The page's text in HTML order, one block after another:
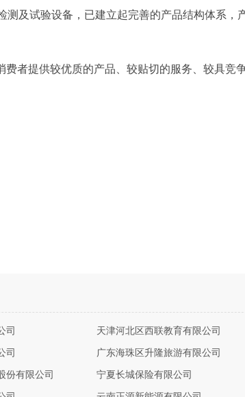
及试验设备，已建立起完善的产品结构体系，
者提供较优质的产品、较贴切的服务、较具竞
司 天津河北区西联教育有限公司
司 广东海珠区升隆旅游有限公司
份有限公司 宁夏长城保险有限公司